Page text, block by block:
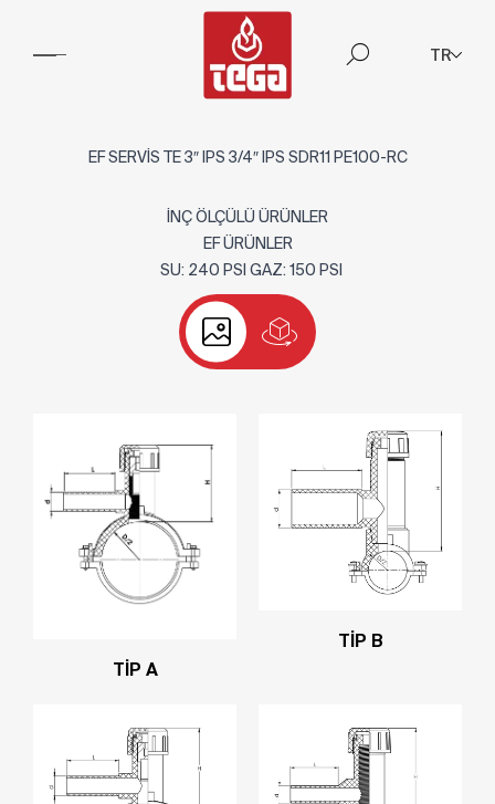
TR
EF SERVİS TE 3″ IPS 3/4″ IPS SDR11 PE100-RC
İNÇ ÖLÇÜLÜ ÜRÜNLER
EF ÜRÜNLER
SU: 240 PSI GAZ: 150 PSI
TİP A
TİP B